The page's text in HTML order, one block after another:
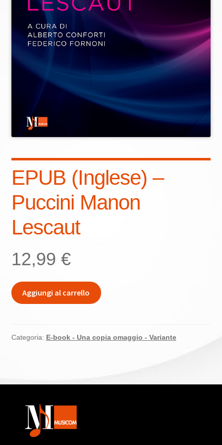
EPUB (Inglese) –
Puccini Manon
Lescaut
12,99 €
EPUB
(Inglese)
Manon
Aggiungi al carrello
Categoria: E-book - Una copia omaggio - Variante